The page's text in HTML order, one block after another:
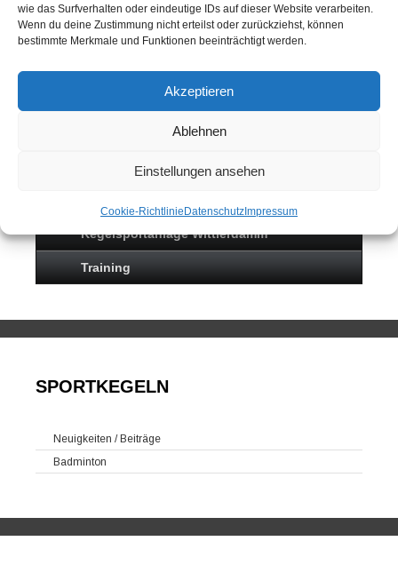
wie das Surfverhalten oder eindeutige IDs auf dieser Website verarbeiten.
Wenn du deine Zustimmung nicht erteilst oder zurückziehst, können
bestimmte Merkmale und Funktionen beeinträchtigt werden.
Akzeptieren
Ablehnen
Einstellungen ansehen
Cookie-Richtlinie Datenschutz Impressum
SPORTKEGELN
Mannschaften
Kegelsportanlage Wittlerdamm
Training
SPORTKEGELN
Neuigkeiten / Beiträge
Badminton